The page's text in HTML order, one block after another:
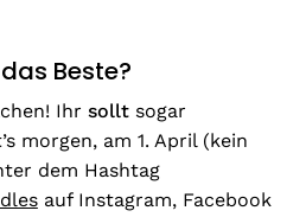
Beste?
Ihr solltsogar
morgen, am 1. April (kein
dem Hashtag
auf Instagram, Facebook